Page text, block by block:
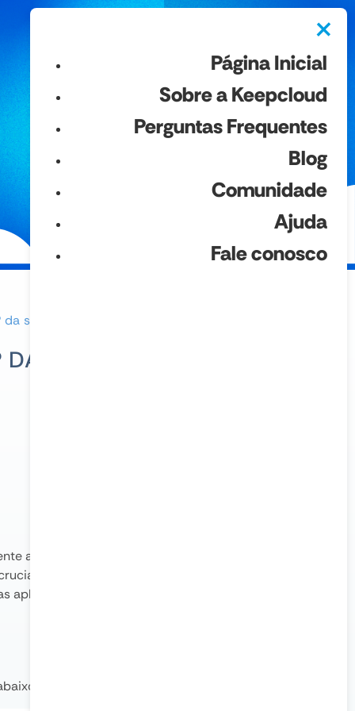
×
Página Inicial
Sobre a Keepcloud
Perguntas Frequentes
Blog
Comunidade
Ajuda
Fale conosco
sua aplicação?
SUA APLICAÇÃO?
a performance, segurança e compatibilidade.
para aproveitar melhorias de velocidade,
aplicações legadas podem exigir versões mais